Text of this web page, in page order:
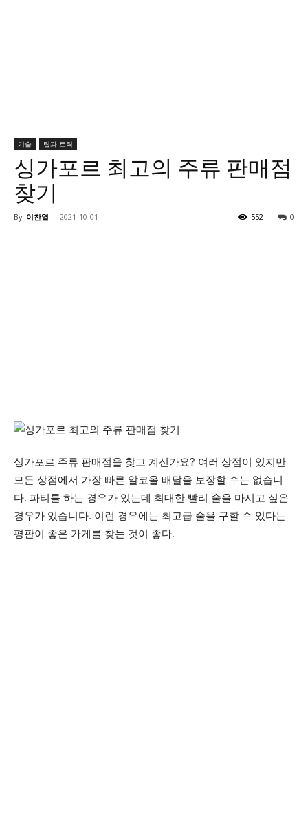
기술 팁과 트릭
싱가포르 최고의 주류 판매점
찾기
By 이찬열 - 2021-10-01 0
552
싱가포르 주류 판매점을 찾고 계신가요? 여러 상점이 있지만
모든 상점에서 가장 빠른 알코올 배달을 보장할 수는 없습니
다. 파티를 하는 경우가 있는데 최대한 빨리 술을 마시고 싶은
경우가 있습니다. 이런 경우에는 최고급 술을 구할 수 있다는
평판이 좋은 가게를 찾는 것이 좋다.